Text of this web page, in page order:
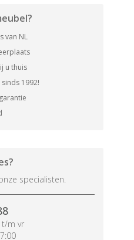
?
van NL
u thuis
1992!
specialisten.
t/m vr